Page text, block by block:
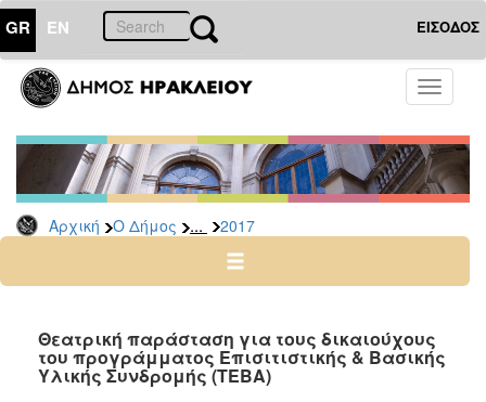
GR EN ΕΙΣΟΔΟΣ
Toggle
Αρχική Ο Δήμος ... 2017
ΔΗΜΟΣ
Δελτία
Τύπου
Αρχείο
2026
2024
2022
2021
Θεατρική παράσταση για τους δικαιούχους
του προγράμματος Επισιτιστικής & Βασικής
Υλικής Συνδρομής (ΤΕΒΑ)